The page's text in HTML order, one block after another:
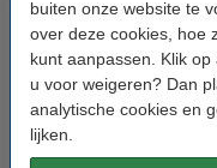
buiten onze website te
over deze cookies, hoe
kunt aanpassen. Klik
u voor weigeren? Dan
analytische cookies en
lijken.